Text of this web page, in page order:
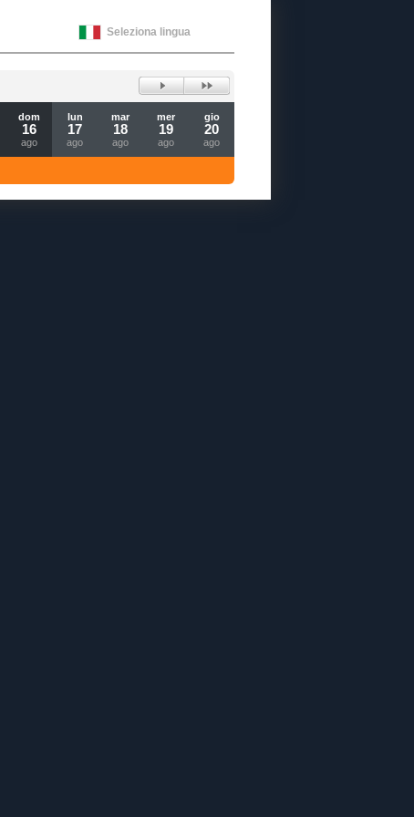
Seleziona lingua
dom
16
ago
lun
17
ago
mar
18
ago
mer
19
ago
gio
20
ago